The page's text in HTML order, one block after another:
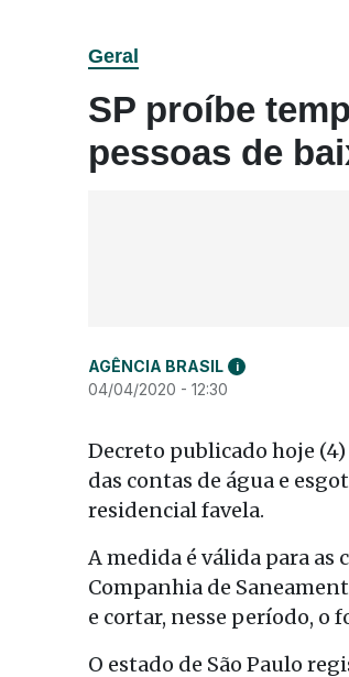
Geral
SP proíbe
pessoas de
AGÊNCIA BRASIL i
04/04/2020 - 12:30
Decreto publicado hoje
das contas de água e
residencial favela.
A medida é válida para as
Companhia de
e cortar, nesse período, o
O estado de São Paulo